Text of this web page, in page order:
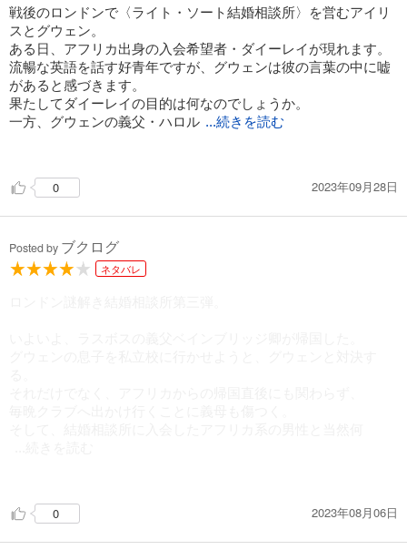
素晴らしい。
他にもグウェンの子供のロニー君
もう、可愛いったらありゃしない！
ちょっとしか出ないんだけどね ٩(^‿^)۶
『机の秘密』
50ページ程の事務所絡みの謎解き♪
こちらも読みやすかったです
たのしみ ٩(^‿^)۶
戦後のロンドンで〈ライト・ソート結婚相談所〉を営むアイリ
スとグウェン。
ある日、アフリカ出身の入会希望者・ダイーレイが現れます。
流暢な英語を話す好青年ですが、グウェンは彼の言葉の中に嘘
があると感づきます。
果たしてダイーレイの目的は何なのでしょうか。
一方、グウェンの義父・ハロル ...続きを読む
る振舞いに屋敷の皆の心が乱されてしまい・・。
て、会話のテンポも良く楽しく読めました。
今回はグウェンがメインな感じでしたね。
息子のリトル・ロニーが今後通う学校の件でハロルドと対立す
役立ちでございました。
“新しい家族”も増えたベインブリッジ家が、今後どうなってい
くのかも気になりますね。
0 2023年09月28日
Posted by ブクログ
ネタバレ
最終的に、グウェンの亡き夫の父親は、
0 2023年08月06日